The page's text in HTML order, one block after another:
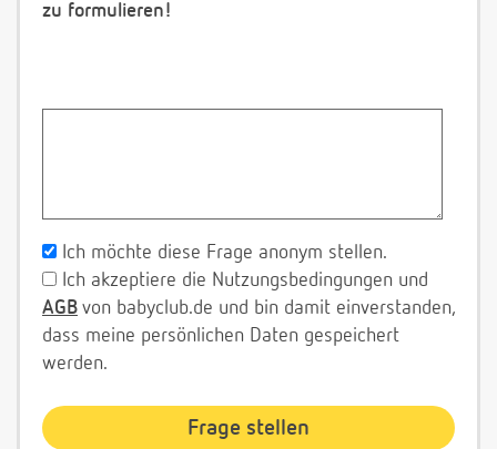
zu formulieren!
Ich möchte diese Frage anonym stellen.
Ich akzeptiere die Nutzungsbedingungen und
AGB von babyclub.de und bin damit einverstanden,
dass meine persönlichen Daten gespeichert
werden.